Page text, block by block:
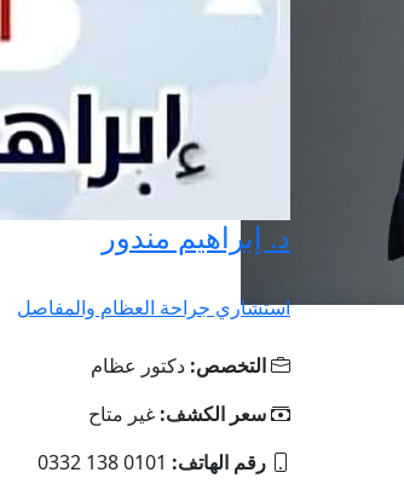
د. إبراهيم مندور
استشاري جراحة العظام والمفاصل
التخصص: دكتور عظام
سعر الكشف: غير متاح
رقم الهاتف: 0101 138 0332